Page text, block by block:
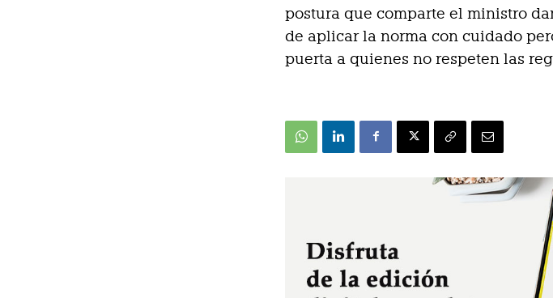
postura que comparte el ministro
de aplicar la norma con cuidado
puerta a quienes no respeten las